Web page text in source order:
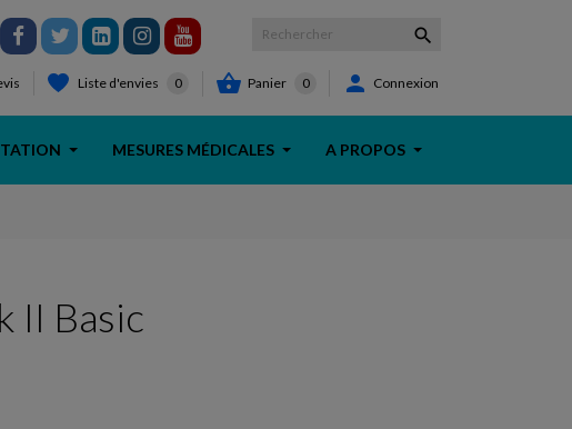

Liste d'envies 0  Panier 0  Connexion
MESURES MÉDICALES A PROPOS
II Basic